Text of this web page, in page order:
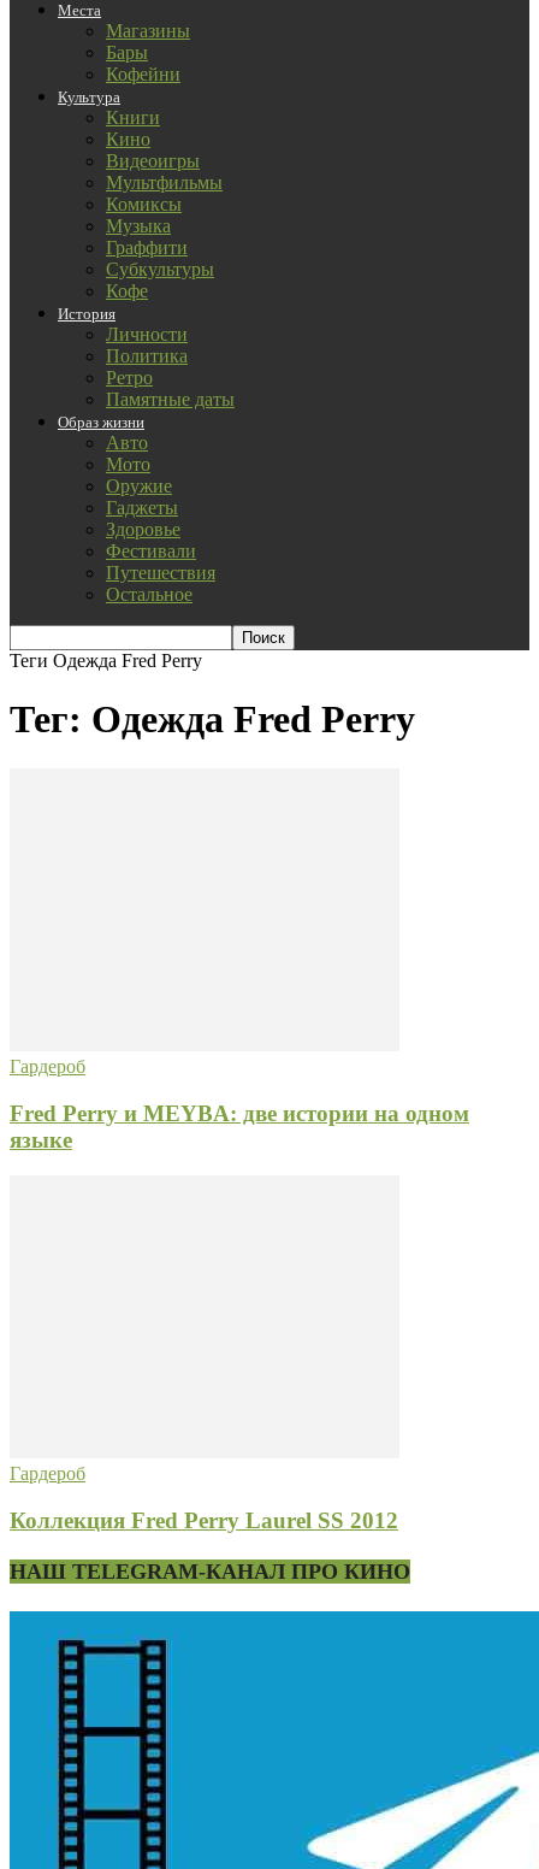
Места
Магазины
Бары
Кофейни
Культура
Книги
Кино
Видеоигры
Мультфильмы
Комиксы
Музыка
Граффити
Субкультуры
Кофе
История
Личности
Политика
Ретро
Памятные даты
Образ жизни
Авто
Мото
Оружие
Гаджеты
Здоровье
Фестивали
Путешествия
Остальное
Теги Одежда Fred Perry
Тег: Одежда Fred Perry
Гардероб
Fred Perry и MEYBA: две истории на одном
языке
Гардероб
Коллекция Fred Perry Laurel SS 2012
НАШ TELEGRAM-КАНАЛ ПРО КИНО